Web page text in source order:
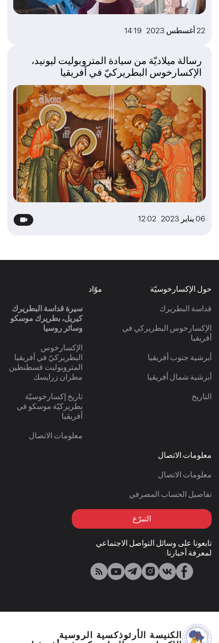
22 أغسطس 2023 14:19
06 يناير 2023 12:02
رسالة ميلاديّة من سيادة المتروبوليت ليونيد،
الإكسارخوس البطريركيّ في أفريقيا
حول الإكسارخوسيّة
قداسة البطريرك
الإكسارخوس البطريركي في
أفريقيا
أبرشية جنوب أفريقيا
أبرشية شمال أفريقيا
التاريخ
موّاد
سيرة قداسة البطريرك
كيريل، بطريرك موسكو
وسائر روسيا
الإكسارخوس
البطريركيّ في أفريقيا
المتروبوليت قسطنطين
مطران زرايسك
تاريخ إكسارخوسيّة
بطريركيّة موسكو في
أفريقيا
معلومات الاتصال
معلومات الاتصال
معلومات الاتصال
تفاصيل الحساب المصرفي
التبرّع
تابعونا على وسائل التواصل الاجتماعي
لمعرفة أخبارنا:
الكنيسة الأرثوذكسية الروسية